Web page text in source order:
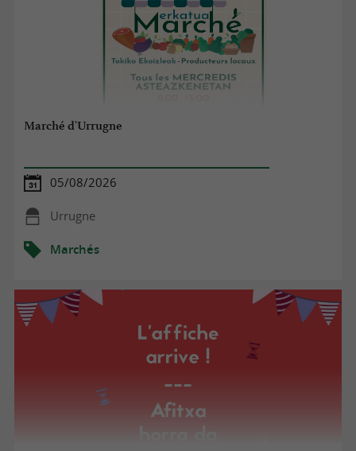
Marché d'Urrugne
05/08/2026
Urrugne
Marchés